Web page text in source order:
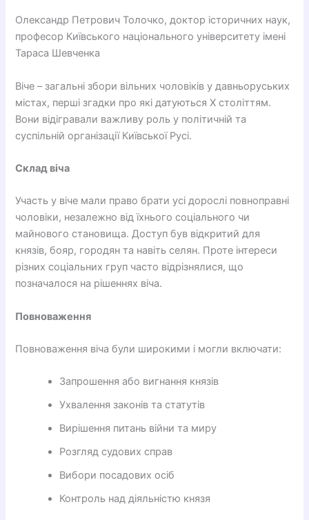
Олександр Петрович Толочко, доктор історичних наук,
професор Київського національного університету імені
Тараса Шевченка
Віче – загальні збори вільних чоловіків у давньоруських
містах, перші згадки про які датуються Х століттям.
Вони відігравали важливу роль у політичній та
суспільній організації Київської Русі.
Склад віча
Участь у віче мали право брати усі дорослі повноправні
чоловіки, незалежно від їхнього соціального чи
майнового становища. Доступ був відкритий для
князів, бояр, городян та навіть селян. Проте інтереси
різних соціальних груп часто відрізнялися, що
позначалося на рішеннях віча.
Повноваження
Повноваження віча були широкими і могли включати:
Запрошення або вигнання князів
Ухвалення законів та статутів
Вирішення питань війни та миру
Розгляд судових справ
Вибори посадових осіб
Контроль над діяльністю князя